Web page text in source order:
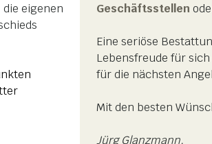
die eigenen
Geschäftsstellen
Eine seriöse
Lebensfreude für
für die nächsten
Mit den besten
Jürg Glanzmann,